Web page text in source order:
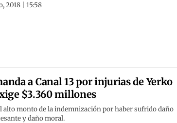
2018 | 15:58
a Canal 13 por injurias de Yerko
$3.360 millones
alto monto de la indemnización por haber sufrido daño
y daño moral.